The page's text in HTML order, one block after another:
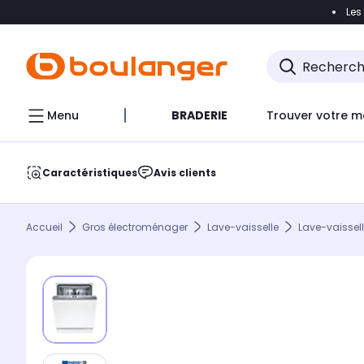
Accéder
Menu BRADERIE Trouver votre
Caractéristiques Avis clients
Accueil Gros électroménager Lave-vaisselle Lave-